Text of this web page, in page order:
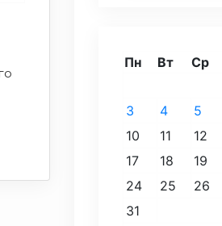
Пн Вт Ср
3
4 5
10
11 12
17
18 19
24
25 26
31